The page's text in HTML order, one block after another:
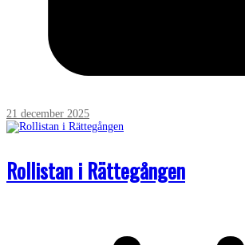
21 december 2025
Rollistan i Rättegången